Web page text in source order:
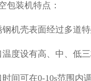
包装机特点：
钢机壳表面经过多道
度设有高、中、低三
间可在0-10s范围内调